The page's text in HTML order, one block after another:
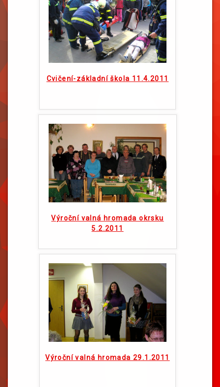
Cvičení-základní škola 11.4.2011
Výroční valná hromada okrsku
5.2.2011
Výroční valná hromada 29.1.2011